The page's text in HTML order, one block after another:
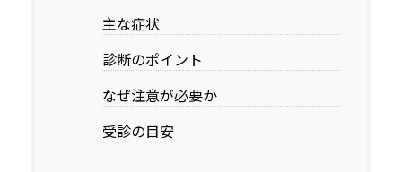
主な症状
診断のポイント
なぜ注意が必要か
受診の目安